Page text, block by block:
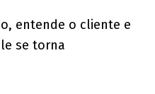
entende o cliente e
se torna